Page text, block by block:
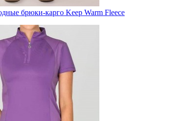
брюки-карго Keep Warm Fleece